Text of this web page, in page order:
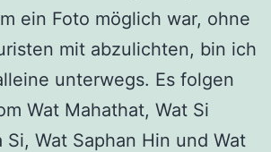
ein Foto möglich war, ohne
mit abzulichten, bin ich
unterwegs. Es folgen
Wat Mahathat, Wat Si
Si, Wat Saphan Hin und Wat